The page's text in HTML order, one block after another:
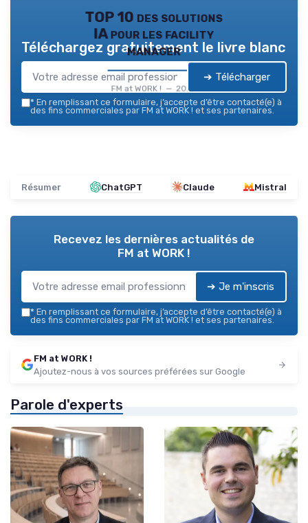
TOP 10 des solutions
IA pour les facility
manager
FM at WORK ! — 2026
Téléchargez gratuitement le livre blanc
➔ Télécharger
* En remplissant ce formulaire, j’accepte d’être contacté(e) à
des fins commerciales par FM at WORK ! et ses partenaires.
Résumer ChatGPT Claude Mistral
Recevez les dernières actualités de
FM at WORK !
➔ Je m'inscris
* En remplissant ce formulaire, j’accepte d’être contacté(e) à
des fins commerciales par FM at WORK ! et ses partenaires.
FM at WORK !
Ajoutez-nous à vos sources préférées sur Google
Parole d'experts